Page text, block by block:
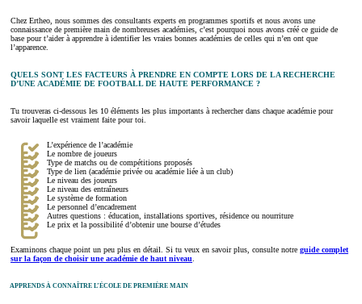
Chez Ertheo, nous sommes des consultants experts en programmes sportifs et nous avons une
connaissance de première main de nombreuses académies, c’est pourquoi nous avons créé ce guide de
base pour t’aider à apprendre à identifier les vraies bonnes académies de celles qui n’en ont que
l’apparence.
QUELS SONT LES FACTEURS À PRENDRE EN COMPTE LORS DE LA RECHERCHE
D’UNE ACADÉMIE DE FOOTBALL DE HAUTE PERFORMANCE ?
Tu trouveras ci-dessous les 10 éléments les plus importants à rechercher dans chaque académie pour
savoir laquelle est vraiment faite pour toi.
L’expérience de l’académie
Le nombre de joueurs
Type de matchs ou de compétitions proposés
Type de lien (académie privée ou académie liée à un club)
Le niveau des joueurs
Le niveau des entraîneurs
Le système de formation
Le personnel d’encadrement
Autres questions : éducation, installations sportives, résidence ou nourriture
Le prix et la possibilité d’obtenir une bourse d’études
Examinons chaque point un peu plus en détail. Si tu veux en savoir plus, consulte notre guide complet
sur la façon de choisir une académie de haut niveau.
APPRENDS À CONNAÎTRE L’ÉCOLE DE PREMIÈRE MAIN